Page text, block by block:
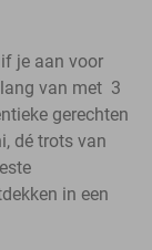
je aan voor
van met 3
gerechten
dé trots van
in een